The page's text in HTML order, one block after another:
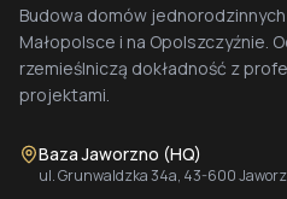
Budowa domów
Małopolsce i na Opolszczyźnie.
rzemieślniczą dokładność z
projektami.
Baza Jaworzno (HQ)
ul. Grunwaldzka 34a, 43-600